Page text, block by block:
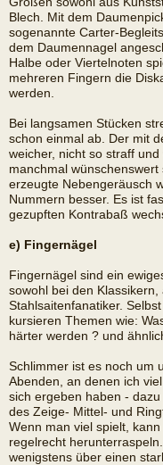
Blech. Mit dem
sogenannte Carter-
dem Daumennagel
Halbe oder Viertelnoten
mehreren Fingern die
werden.
Bei langsamen Stücken
schon einmal ab. Der mit
weicher, nicht so straff
manchmal
erzeugte Nebengeräusch
Nummern besser. Es ist
gezupften Kontrabaß
e) Fingernägel
Fingernägel sind ein
sowohl bei den
Stahlsaitenfanatiker.
kursieren Themen wie:
härter werden ? und
Schlimmer ist es noch um
Abenden, an denen ich
sich ergeben haben -
des Zeige- Mittel- und
Wenn man viel spielt,
regelrecht
wenigstens über einen